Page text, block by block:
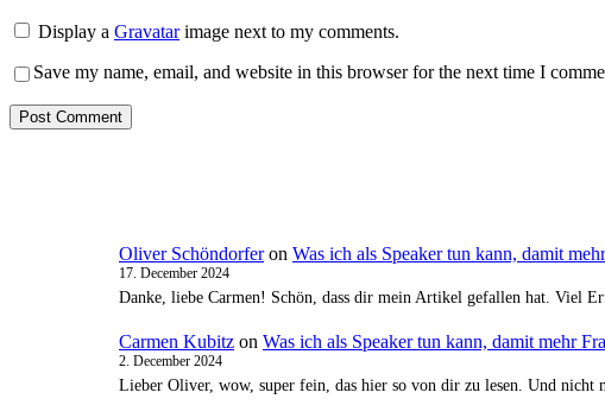
Display aGravatarimage next to my comments.
Save my name, email, and website in this browser for the next time I
Oliver Schöndorferon Was ich als Speaker tun kann, damit
17. December 2024
Danke, liebe Carmen! Schön, dass dir mein Artikel gefallen hat. Viel
Carmen Kubitz on Was ich als Speaker tun kann, damit mehr
2. December 2024
Lieber Oliver, wow, super fein, das hier so von dir zu lesen. Und nicht